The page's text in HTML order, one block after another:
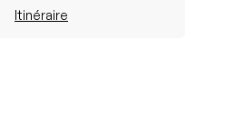
Itinéraire